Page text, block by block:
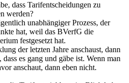
dass Tarifentscheidungen zu
werden?
unabhängiger Prozess, der
hat, weil das BVerfG die
festgesetzt hat.
der letzten Jahre anschaust, dann
es gang und gäbe ist. Wenn man
anschaut, dann eben nicht.